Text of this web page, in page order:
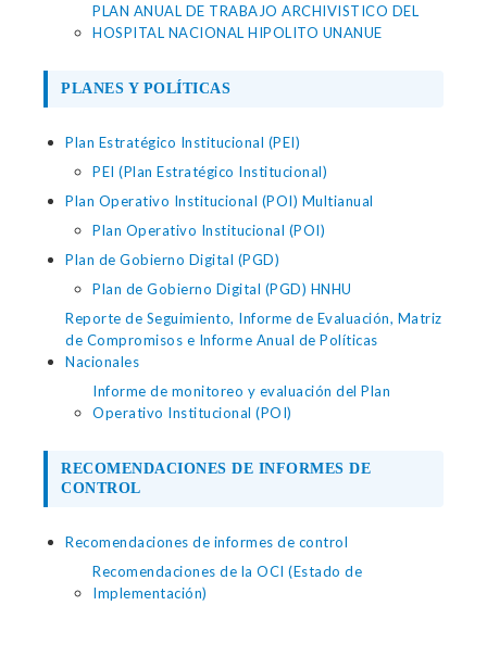
PLAN ANUAL DE TRABAJO ARCHIVISTICO DEL
HOSPITAL NACIONAL HIPOLITO UNANUE
PLANES Y POLÍTICAS
Plan Estratégico Institucional (PEI)
PEI (Plan Estratégico Institucional)
Plan Operativo Institucional (POI) Multianual
Plan Operativo Institucional (POI)
Plan de Gobierno Digital (PGD)
Plan de Gobierno Digital (PGD) HNHU
Reporte de Seguimiento, Informe de Evaluación, Matriz
de Compromisos e Informe Anual de Políticas
Nacionales
Informe de monitoreo y evaluación del Plan
Operativo Institucional (POI)
RECOMENDACIONES DE INFORMES DE
CONTROL
Recomendaciones de informes de control
Recomendaciones de la OCI (Estado de
Implementación)